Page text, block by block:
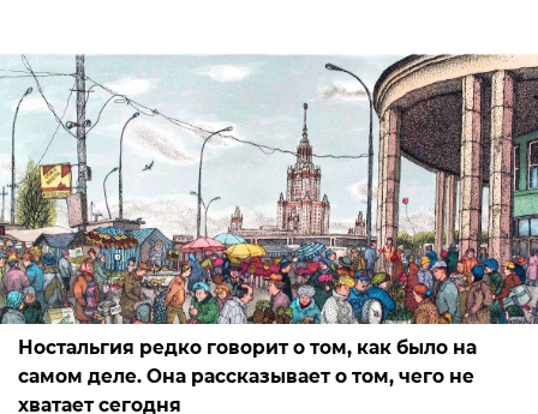
Ностальгия редко говорит о том, как было на
самом деле. Она рассказывает о том, чего не
хватает сегодня